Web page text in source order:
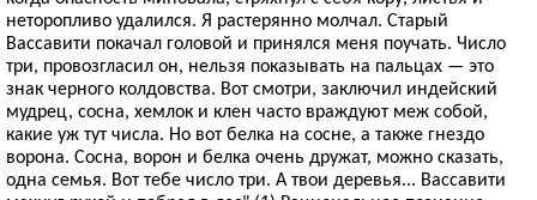
неторопливо удалился. Я растерянно молчал. Старый
Вассавити покачал головой и принялся меня поучать. Число
три, провозгласил он, нельзя показывать на пальцах — это
знак черного колдовства. Вот смотри, заключил индейский
мудрец, сосна, хемлок и клен часто враждуют меж собой,
какие уж тут числа. Но вот белка на сосне, а также гнездо
ворона. Сосна, ворон и белка очень дружат, можно сказать,
одна семья. Вот тебе число три. А твои деревья... Вассавити